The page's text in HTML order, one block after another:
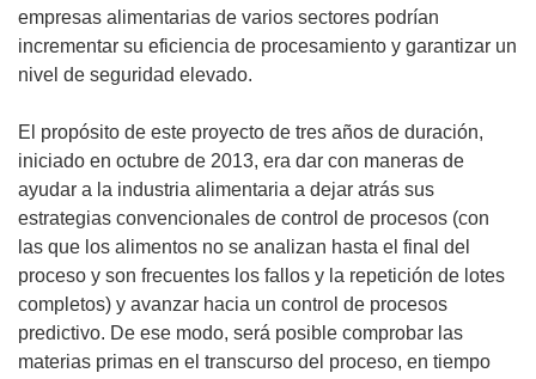
empresas alimentarias de varios sectores podrían
incrementar su eficiencia de procesamiento y garantizar un
nivel de seguridad elevado.
El propósito de este proyecto de tres años de duración,
iniciado en octubre de 2013, era dar con maneras de
ayudar a la industria alimentaria a dejar atrás sus
estrategias convencionales de control de procesos (con
las que los alimentos no se analizan hasta el final del
proceso y son frecuentes los fallos y la repetición de lotes
completos) y avanzar hacia un control de procesos
predictivo. De ese modo, será posible comprobar las
materias primas en el transcurso del proceso, en tiempo